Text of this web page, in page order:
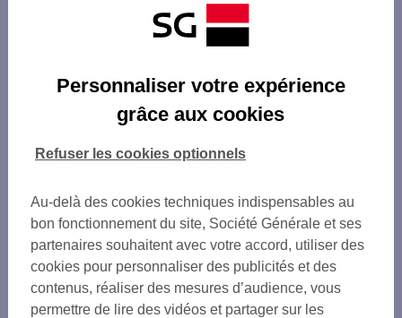
Personnaliser votre expérience
grâce aux cookies
Au-delà des cookies techniques indispensables au
bon fonctionnement du site, Société Générale et ses
partenaires souhaitent avec votre accord, utiliser des
cookies pour personnaliser des publicités et des
contenus, réaliser des mesures d’audience, vous
permettre de lire des vidéos et partager sur les
Refuser les cookies optionnels